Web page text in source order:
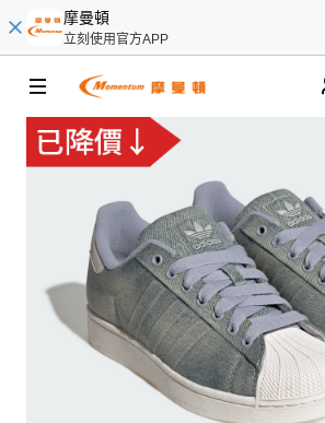
摩曼頓
立刻使用官方APP